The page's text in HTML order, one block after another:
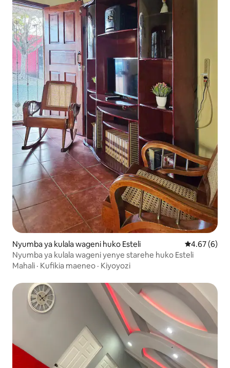
Nyumba ya kulala wageni huko Esteli Ukadiriaji
4.67 (6)
Nyumba ya kulala wageni yenye starehe huko Esteli
Mahali · Kufikia maeneo · Kiyoyozi